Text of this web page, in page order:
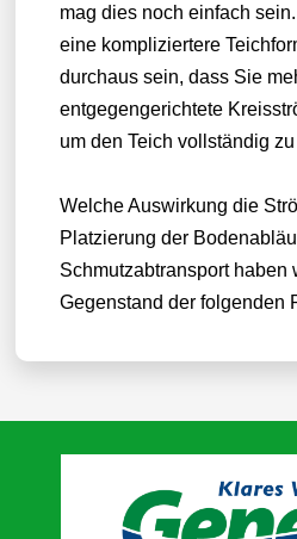
mag dies noch einfach
eine kompliziertere
durchaus sein, dass Sie
entgegengerichtete
um den Teich vollständig
Welche Auswirkung die
Platzierung der
Schmutzabtransport haben
Gegenstand der folgenden